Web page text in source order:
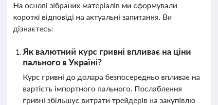
На основі зібраних матеріалів ми сформували
короткі відповіді на актуальні запитання. Ви
дізнаєтесь:
Як валютний курс гривні впливає на ціни
пального в Україні?
Курс гривні до долара безпосередньо впливає на
вартість імпортного пального. Послаблення
гривні збільшує витрати трейдерів на закупівлю